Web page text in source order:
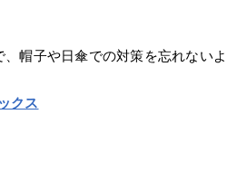
帽子や日傘での対策を忘れないよ
クス